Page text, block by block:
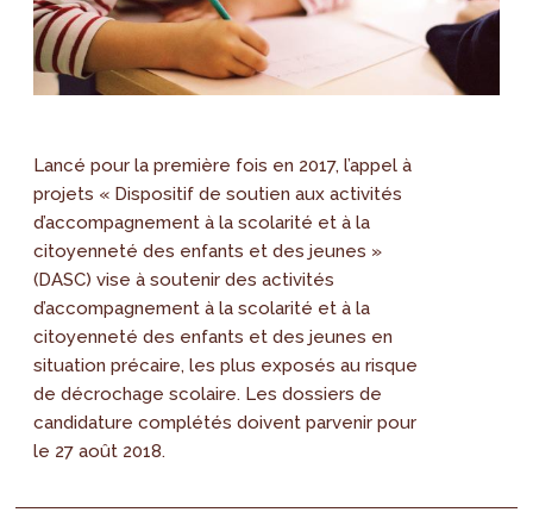
Lancé pour la première fois en 2017, l’appel à
projets « Dispositif de soutien aux activités
d’accompagnement à la scolarité et à la
citoyenneté des enfants et des jeunes »
(DASC) vise à soutenir des activités
d’accompagnement à la scolarité et à la
citoyenneté des enfants et des jeunes en
situation précaire, les plus exposés au risque
de décrochage scolaire. Les dossiers de
candidature complétés doivent parvenir pour
le 27 août 2018.